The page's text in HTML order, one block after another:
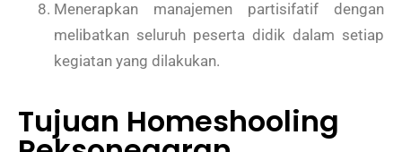
Menerapkan manajemen partisifatif dengan
melibatkan seluruh peserta didik dalam setiap
kegiatan yang dilakukan.
Tujuan Homeshooling